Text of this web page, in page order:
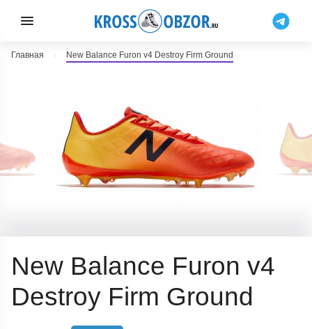
Главная New Balance Furon v4 Destroy Firm Ground
New Balance Furon v4
Destroy Firm Ground